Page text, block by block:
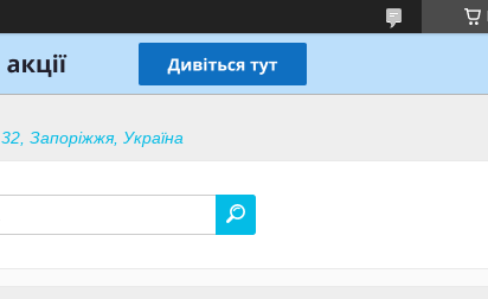
Запоріжжя, Україна